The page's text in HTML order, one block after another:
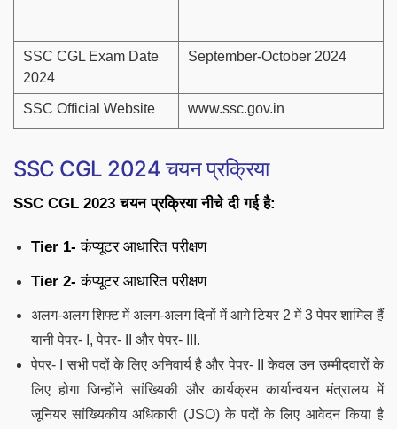
SSC CGL Exam Date
2024
September-October 2024
SSC Official Website www.ssc.gov.in
SSC CGL 2024 चयन प्रक्रिया
SSC CGL 2023 चयन प्रक्रिया नीचे दी गई है:
Tier 1- कंप्यूटर आधारित परीक्षण
Tier 2- कंप्यूटर आधारित परीक्षण
अलग-अलग शिफ्ट में अलग-अलग दिनों में आगे टियर 2 में 3 पेपर शामिल हैं
यानी पेपर- I, पेपर- II और पेपर- III.
पेपर- I सभी पदों के लिए अनिवार्य है और पेपर- II केवल उन उम्मीदवारों के
लिए होगा जिन्होंने सांख्यिकी और कार्यक्रम कार्यान्वयन मंत्रालय में
जूनियर सांख्यिकीय अधिकारी (JSO) के पदों के लिए आवेदन किया है